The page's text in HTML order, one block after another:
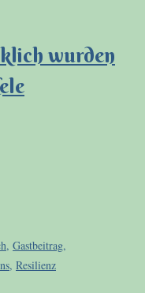
wurden
, Gastbeitrag,
, Resilienz